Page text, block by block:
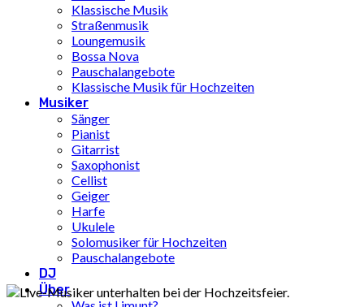
Klassische Musik
Straßenmusik
Loungemusik
Bossa Nova
Pauschalangebote
Klassische Musik für Hochzeiten
Musiker
Sänger
Pianist
Gitarrist
Saxophonist
Cellist
Geiger
Harfe
Ukulele
Solomusiker für Hochzeiten
Pauschalangebote
DJ
Über